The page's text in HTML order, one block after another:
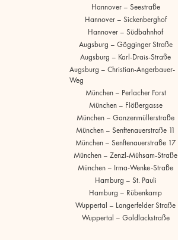
Hannover – Seestraße
Hannover – Sickenberghof
Hannover – Südbahnhof
Augsburg – Gögginger Straße
Augsburg – Karl-Drais-Straße
Augsburg – Christian-Angerbauer-
Weg
München – Perlacher Forst
München – Flößergasse
München – Ganzenmüllerstraße
München – Senftenauerstraße 11
München – Senftenauerstraße 17
München – Zenzl-Mühsam-Straße
München – Irma-Wenke-Straße
Hamburg – St. Pauli
Hamburg – Rübenkamp
Wuppertal – Langerfelder Straße
Wuppertal – Goldlackstraße